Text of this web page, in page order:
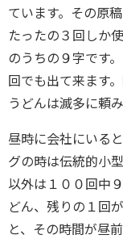
ています。その原
たったの３回しか
のうちの９字です
回でも出て来ます
うどんは滅多に頼み
昼時に会社にいる
グの時は伝統的小
以外は１００回中
どん、残りの１回
と、その時間が昼